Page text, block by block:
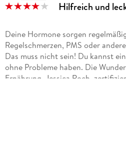
November 2023)
Cover:
Das Cover ist richtig schön
steht in hellen bzw weiß/
Bereich. Man kann eine halbe
Hilfreich und
Deine Hormone sorgen
Regelschmerzen, PMS oder
Das muss nicht sein! Du kannst
ohne Probleme haben. Die
Ernährung. Jessica Roch,